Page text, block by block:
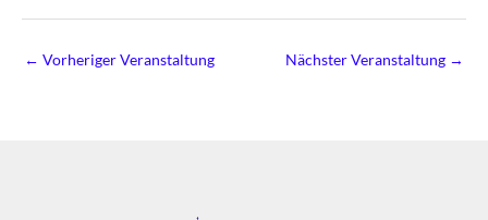
← Vorheriger Veranstaltung Nächster Veranstaltung →